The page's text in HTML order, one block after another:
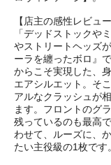
【店主の感性レビュー
「デッドストックや
やストリートヘッズ
ーラを纏ったボロ』
からこそ実現した、
エアシルエット。そ
アルなクラッシュが
ます。フロントのグ
残っているのも最高
わせて、ルーズに、
たい主役級の1枚です